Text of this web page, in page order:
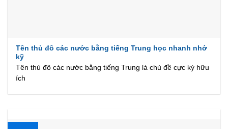
Tên thủ đô các nước bằng tiếng Trung học nhanh nhớ
kỹ
Tên thủ đô các nước bằng tiếng Trung là chủ đề cực kỳ hữu
ích